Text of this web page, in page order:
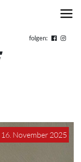
folgen:
16. November 2025